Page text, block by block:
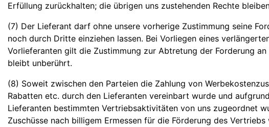
Erfüllung zurückhalten; die übrigen uns zustehenden Rechte
(7) Der Lieferant darf ohne unsere vorherige Zustimmung seine
noch durch Dritte einziehen lassen. Bei Vorliegen eines
Vorlieferanten gilt die Zustimmung zur Abtretung der Forderung
bleibt unberührt.
(8) Soweit zwischen den Parteien die Zahlung von
Rabatten etc. durch den Lieferanten vereinbart wurde und
Lieferanten bestimmten Vertriebsaktivitäten von uns zugeordnet
Zuschüsse nach billigem Ermessen für die Förderung des